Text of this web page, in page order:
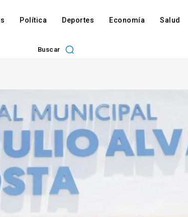
Política Deportes Economía Salud
Buscar